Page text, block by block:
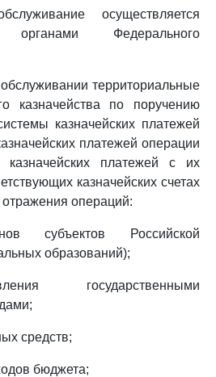
осуществляется
органами Федерального
территориальные
казначейства по поручению
казначейских платежей
платежей операции
казначейских платежей с их
казначейских счетах
операций:
субъектов Российской
образований);
государственными
средств;
бюджета;